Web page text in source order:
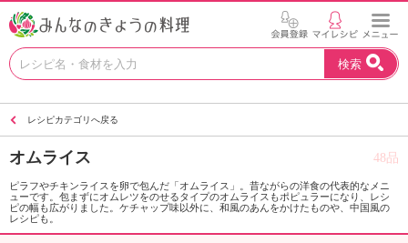
お
い
を
見
け
検索
レシピカテゴリへ戻る
オムライス 48品
ピラフやチキンライスを卵で包んだ「オムライス」。昔ながらの洋食の代表的なメニ
ューです。包まずにオムレツをのせるタイプのオムライスもポピュラーになり、レシ
ピの幅も広がりました。ケチャップ味以外に、和風のあんをかけたものや、中国風の
レシピも。